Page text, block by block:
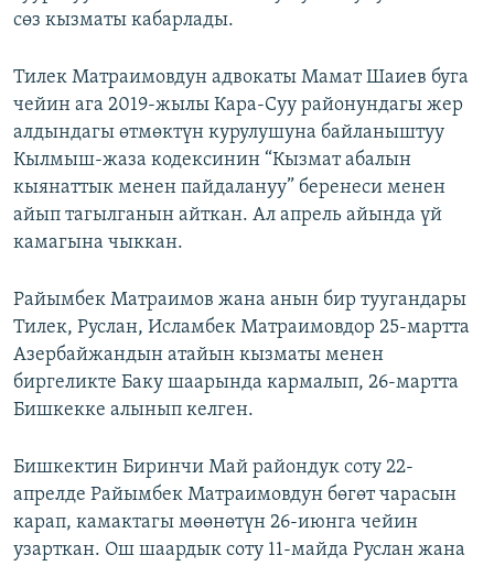
сөз кызматы кабарлады.
Тилек Матраимовдун адвокаты Мамат Шаиев буга
чейин ага 2019-жылы Кара-Суу районундагы жер
алдындагы өтмөктүн курулушуна байланыштуу
Кылмыш-жаза кодексинин “Кызмат абалын
кыянаттык менен пайдалануу” беренеси менен
айып тагылганын айткан. Ал апрель айында үй
камагына чыккан.
Райымбек Матраимов жана анын бир туугандары
Тилек, Руслан, Исламбек Матраимовдор 25-мартта
Азербайжандын атайын кызматы менен
биргеликте Баку шаарында кармалып, 26-мартта
Бишкекке алынып келген.
Бишкектин Биринчи Май райондук соту 22-
апрелде Райымбек Матраимовдун бөгөт чарасын
карап, камактагы мөөнөтүн 26-июнга чейин
узарткан. Ош шаардык соту 11-майда Руслан жана